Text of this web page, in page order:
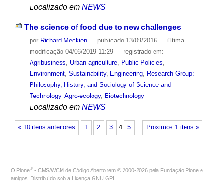
Localizado em NEWS
The science of food due to new challenges
por Richard Meckien — publicado13/09/2016 — última
modificação04/06/2019 11:29 — registrado em:
Agribusiness, Urban agriculture, Public Policies,
Environment, Sustainability, Engineering, Research Group:
Philosophy, History, and Sociology of Science and
Technology, Agro-ecology, Biotechnology
Localizado em NEWS
« 10 itens anteriores Próximos 1 itens »
1 2 3 4 5
O Plone® - CMS/WCM de Código Aberto tem © 2000-2026 pela Fundação Plone e
amigos. Distribuído sob a Licença GNU GPL